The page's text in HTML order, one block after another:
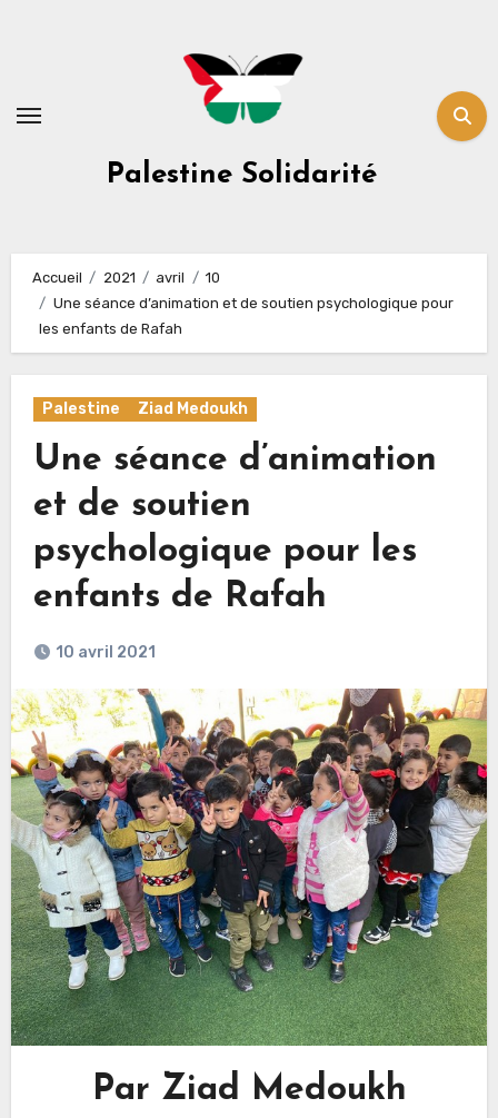
Palestine Solidarité
Accueil 2021 avril
10
Une séance d’animation et de soutien psychologique pour
les enfants de Rafah
Palestine Ziad Medoukh
Une séance d’animation
et de soutien
psychologique pour les
enfants de Rafah
10 avril 2021
Par Ziad Medoukh